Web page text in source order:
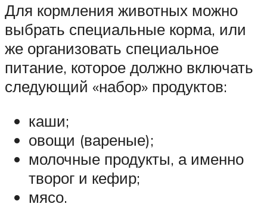
Для кормления животных можно
выбрать специальные корма, или
же организовать специальное
питание, которое должно включать
следующий «набор» продуктов:
каши;
овощи (вареные);
молочные продукты, а именно
творог и кефир;
мясо.